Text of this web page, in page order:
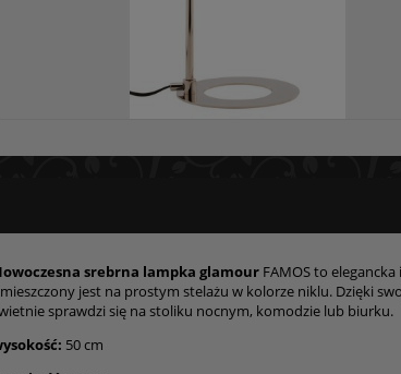
srebrna lampka glamour FAMOS to
jest na prostym stelażu w kolorze niklu. Dzięki
sprawdzi się na stoliku nocnym, komodzie lub biurku.
50 cm